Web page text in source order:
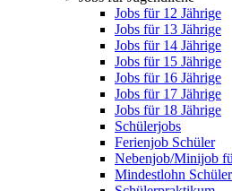
Jobs für 12 Jährige
Jobs für 13 Jährige
Jobs für 14 Jährige
Jobs für 15 Jährige
Jobs für 16 Jährige
Jobs für 17 Jährige
Jobs für 18 Jährige
Schülerjobs
Ferienjob Schüler
Nebenjob/Minijob
Mindestlohn Schüler